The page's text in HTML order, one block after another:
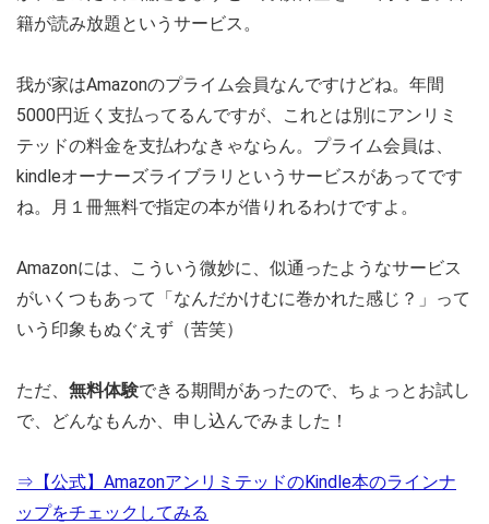
籍が読み放題というサービス。
我が家はAmazonのプライム会員なんですけどね。年間
5000円近く支払ってるんですが、これとは別にアンリミ
テッドの料金を支払わなきゃならん。プライム会員は、
kindleオーナーズライブラリというサービスがあってです
ね。月１冊無料で指定の本が借りれるわけですよ。
Amazonには、こういう微妙に、似通ったようなサービス
がいくつもあって「なんだかけむに巻かれた感じ？」って
いう印象もぬぐえず（苦笑）
ただ、 無料体験できる期間があったので、ちょっとお試し
で、どんなもんか、申し込んでみました！
⇒【公式】 AmazonアンリミテッドのKindle本のラインナ
ップをチェックしてみる